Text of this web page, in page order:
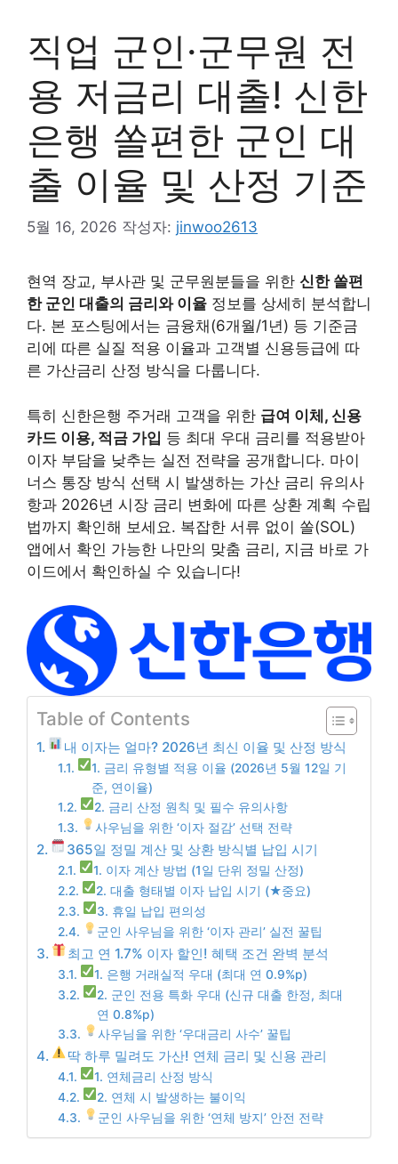
직업 군인·군무원 전
용 저금리 대출! 신한
은행 쏠편한 군인 대
출 이율 및 산정 기준
5월 16, 2026 작성자: jinwoo2613
현역 장교, 부사관 및 군무원분들을 위한 신한 쏠편
한 군인 대출의 금리와 이율 정보를 상세히 분석합니
다. 본 포스팅에서는 금융채(6개월/1년) 등 기준금
리에 따른 실질 적용 이율과 고객별 신용등급에 따
른 가산금리 산정 방식을 다룹니다.
특히 신한은행 주거래 고객을 위한 급여 이체, 신용
카드 이용, 적금 가입 등 최대 우대 금리를 적용받아
이자 부담을 낮추는 실전 전략을 공개합니다. 마이
너스 통장 방식 선택 시 발생하는 가산 금리 유의사
항과 2026년 시장 금리 변화에 따른 상환 계획 수립
법까지 확인해 보세요. 복잡한 서류 없이 쏠(SOL)
앱에서 확인 가능한 나만의 맞춤 금리, 지금 바로 가
이드에서 확인하실 수 있습니다!
Table of Contents
내 이자는 얼마? 2026년 최신 이율 및 산정 방식
1. 금리 유형별 적용 이율 (2026년 5월 12일 기
준, 연이율)
2. 금리 산정 원칙 및 필수 유의사항
사우님을 위한 ‘이자 절감’ 선택 전략
365일 정밀 계산 및 상환 방식별 납입 시기
1. 이자 계산 방법 (1일 단위 정밀 산정)
2. 대출 형태별 이자 납입 시기 (★중요)
3. 휴일 납입 편의성
군인 사우님을 위한 ‘이자 관리’ 실전 꿀팁
최고 연 1.7% 이자 할인! 혜택 조건 완벽 분석
1. 은행 거래실적 우대 (최대 연 0.9%p)
2. 군인 전용 특화 우대 (신규 대출 한정, 최대
연 0.8%p)
사우님을 위한 ‘우대금리 사수’ 꿀팁
딱 하루 밀려도 가산! 연체 금리 및 신용 관리
1. 연체금리 산정 방식
2. 연체 시 발생하는 불이익
군인 사우님을 위한 ‘연체 방지’ 안전 전략